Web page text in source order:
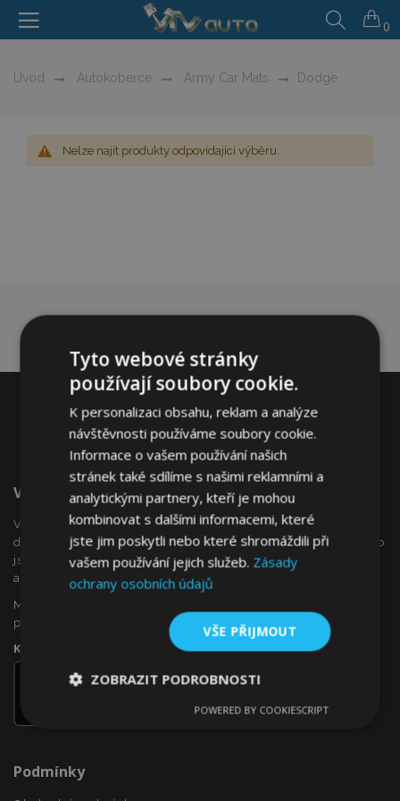
0
Úvod Autokoberce Army Car Mats Dodge
Nelze najít produkty odpovídající výběru.
Vítejte Na VTVauto.cz
VTVauto je maloobchodním prodejcem a velkoobchodním
dodavatelem autopříslušenství a autodoplňků v Evropě, jako
jsou např .: ozdobné kryty kol (poklice), okenní deflektory,
autopotahy, autorohože, chromové kryty a rámy, ...
Máte zájem o dropshipping, nebo se chcete stát naším
partnerem?
Kontaktujte nás ještě dnes!
Podmínky
Tyto webové stránky
používají soubory cookie.
K personalizaci obsahu, reklam a analýze
návštěvnosti používáme soubory cookie.
Informace o vašem používání našich
stránek také sdílíme s našimi reklamními a
analytickými partnery, kteří je mohou
kombinovat s dalšími informacemi, které
jste jim poskytli nebo které shromáždili při
vašem používání jejich služeb. Zásady
ochrany osobních údajů
VŠE PŘIJMOUT
ZOBRAZIT PODROBNOSTI
Výkonové
Soubory
POWERED BY COOKIESCRIPT